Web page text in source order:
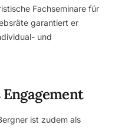
Fachseminare für
garantiert er
und
ist zudem als